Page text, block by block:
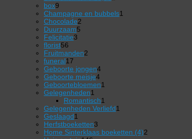
box9
producten
Champagne en bubbels1
Chocolade2
Duurzaam5
Felicitatie3
florist56
producten
Fruitmanden2
funeral17
producten
Geboorte jongen44
Geboorte meisje44
producten
Geboortebloemen1
Gelegenheden1
product
Romantisch1
product
Gelegenheden Verliefd1
Geslaagd1
product
Herfstboeketten3
producten
Home Sinterklaas boeketten (4)2